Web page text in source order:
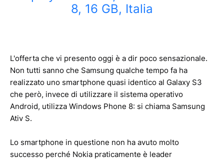
8, 16 GB, Italia
L'offerta che vi presento oggi è a dir poco sensazionale.
Non tutti sanno che Samsung qualche tempo fa ha
realizzato uno smartphone quasi identico al Galaxy S3
che però, invece di utilizzare il sistema operativo
Android, utilizza Windows Phone 8: si chiama Samsung
Ativ S.
Lo smartphone in questione non ha avuto molto
successo perché Nokia praticamente è leader